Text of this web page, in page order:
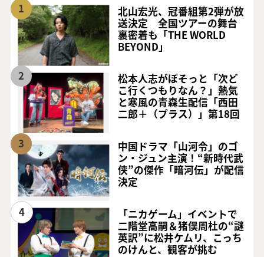
1
北山宏光、冠番組第2弾が放
送決定 全国ツアーの舞台
裏密着も「THE WORLD
BEYOND」
2
松本人志がぼそっと「次ど
こ行くつもりなん？」熱気
と寒風の青森生配信「西田
二郎＋（プラス）」第18回
3
中国ドラマ「山河令」のゴ
ン・ジュン主演！“新時代武
侠”の傑作「暗河伝」が配信
決定
4
「ニカゲーム」イベントで
二階堂高嗣＆猪俣周杜の“謎
英訳”に松井ケムリ、こっち
のけんと、観客が挑む